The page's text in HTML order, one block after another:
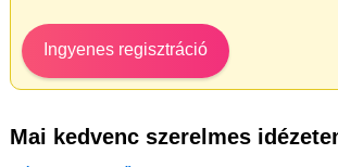
Ingyenes regisztráció
Mai kedvenc szerelmes